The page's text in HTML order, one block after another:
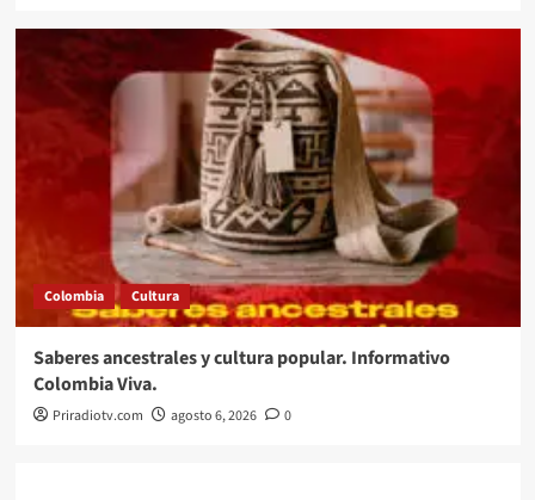
Colombia Cultura
Saberes ancestrales y cultura popular. Informativo
Colombia Viva.
Priradiotv.com agosto 6, 2026 0